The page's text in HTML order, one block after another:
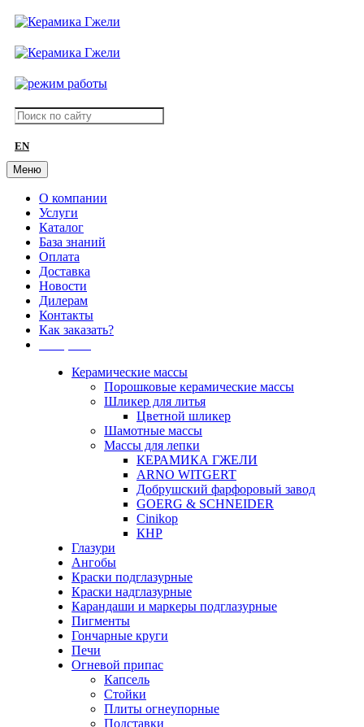
EN
Меню
О компании
Услуги
Каталог
База знаний
Оплата
Доставка
Новости
Дилерам
Контакты
Как заказать?
Керамические массы
Порошковые керамические массы
Шликер для литья
Цветной шликер
Шамотные массы
Массы для лепки
КЕРАМИКА ГЖЕЛИ
ARNO WITGERT
Добрушский фарфоровый завод
GOERG & SCHNEIDER
Cinikop
КНР
Глазури
Ангобы
Краски подглазурные
Краски надглазурные
Карандаши и маркеры подглазурные
Пигменты
Гончарные круги
Печи
Огневой припас
Капсель
Стойки
Плиты огнеупорные
Подставки